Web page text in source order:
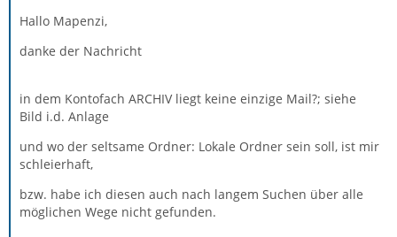
Hallo Mapenzi,
danke der Nachricht
in dem Kontofach ARCHIV liegt keine einzige Mail?; siehe
Bild i.d. Anlage
und wo der seltsame Ordner: Lokale Ordner sein soll, ist mir
schleierhaft,
bzw. habe ich diesen auch nach langem Suchen über alle
möglichen Wege nicht gefunden.